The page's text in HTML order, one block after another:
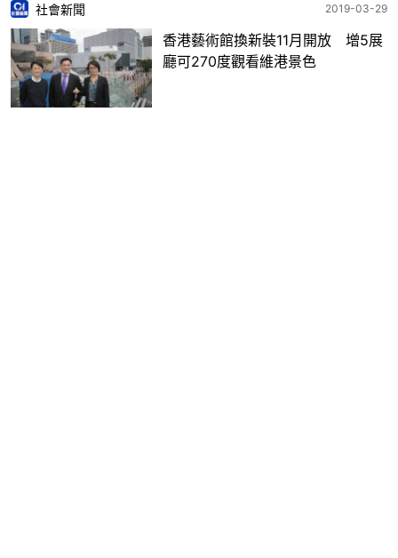
社會新聞 2019-03-29
香港藝術館換新裝11月開放 增5展
廳可270度觀看維港景色